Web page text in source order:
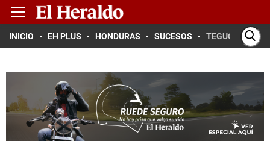
INICIO EH PLUS HONDURAS SUCESOS TEGUCIGALPA